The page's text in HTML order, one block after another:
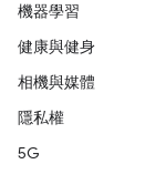
機器學習
健康與健身
相機與媒體
隱私權
5G